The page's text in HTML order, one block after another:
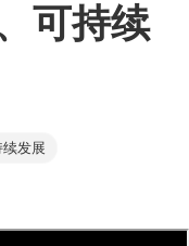
可持续
发展